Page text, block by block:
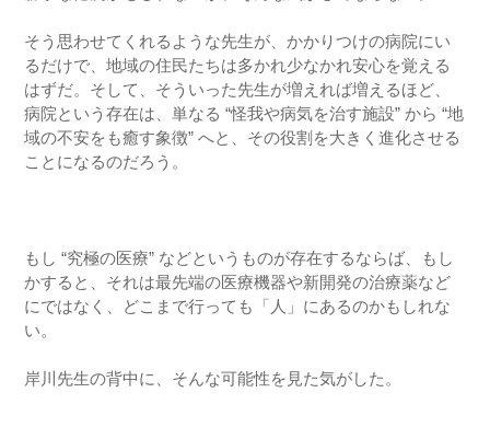
そう思わせてくれるような先生が、かかりつけの病院にい
るだけで、地域の住民たちは多かれ少なかれ安心を覚える
はずだ。そして、そういった先生が増えれば増えるほど、
病院という存在は、単なる “怪我や病気を治す施設” から “地
域の不安をも癒す象徴” へと、その役割を大きく進化させる
ことになるのだろう。
もし “究極の医療” などというものが存在するならば、もし
かすると、それは最先端の医療機器や新開発の治療薬など
にではなく、どこまで行っても「人」にあるのかもしれな
い。
岸川先生の背中に、そんな可能性を見た気がした。